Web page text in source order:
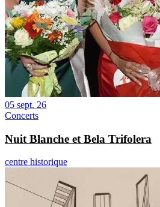
05 sept. 26
Concerts
Nuit Blanche et Bela Trifolera
centre historique